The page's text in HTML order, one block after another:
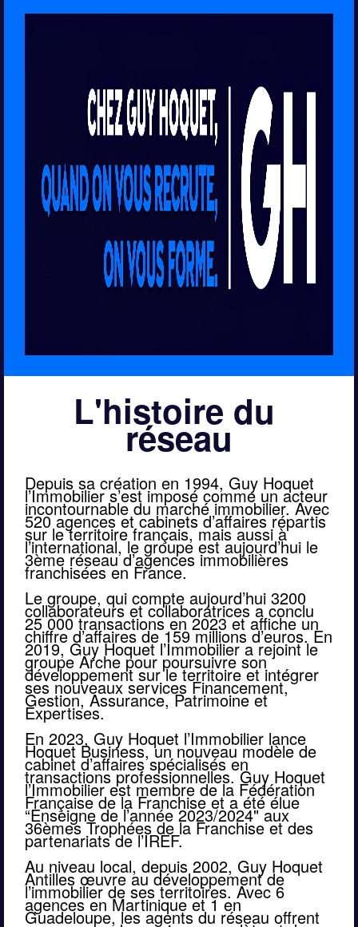
L'histoire du
réseau
Depuis sa création en 1994, Guy Hoquet
l’Immobilier s’est imposé comme un acteur
incontournable du marché immobilier. Avec
520 agences et cabinets d’affaires répartis
sur le territoire français, mais aussi à
l’international, le groupe est aujourd’hui le
3ème réseau d’agences immobilières
franchisées en France.
Le groupe, qui compte aujourd’hui 3200
collaborateurs et collaboratrices a conclu
25 000 transactions en 2023 et affiche un
chiffre d’affaires de 159 millions d’euros. En
2019, Guy Hoquet l’Immobilier a rejoint le
groupe Arche pour poursuivre son
développement sur le territoire et intégrer
ses nouveaux services Financement,
Gestion, Assurance, Patrimoine et
Expertises.
En 2023, Guy Hoquet l’Immobilier lance
Hoquet Business, un nouveau modèle de
cabinet d’affaires spécialisés en
transactions professionnelles. Guy Hoquet
l’Immobilier est membre de la Fédération
Française de la Franchise et a été élue
“Enseigne de l’année 2023/2024" aux
36èmes Trophées de la Franchise et des
partenariats de l’IREF.
Au niveau local, depuis 2002, Guy Hoquet
Antilles œuvre au développement de
l’immobilier de ses territoires. Avec 6
agences en Martinique et 1 en
Guadeloupe, les agents du réseau offrent